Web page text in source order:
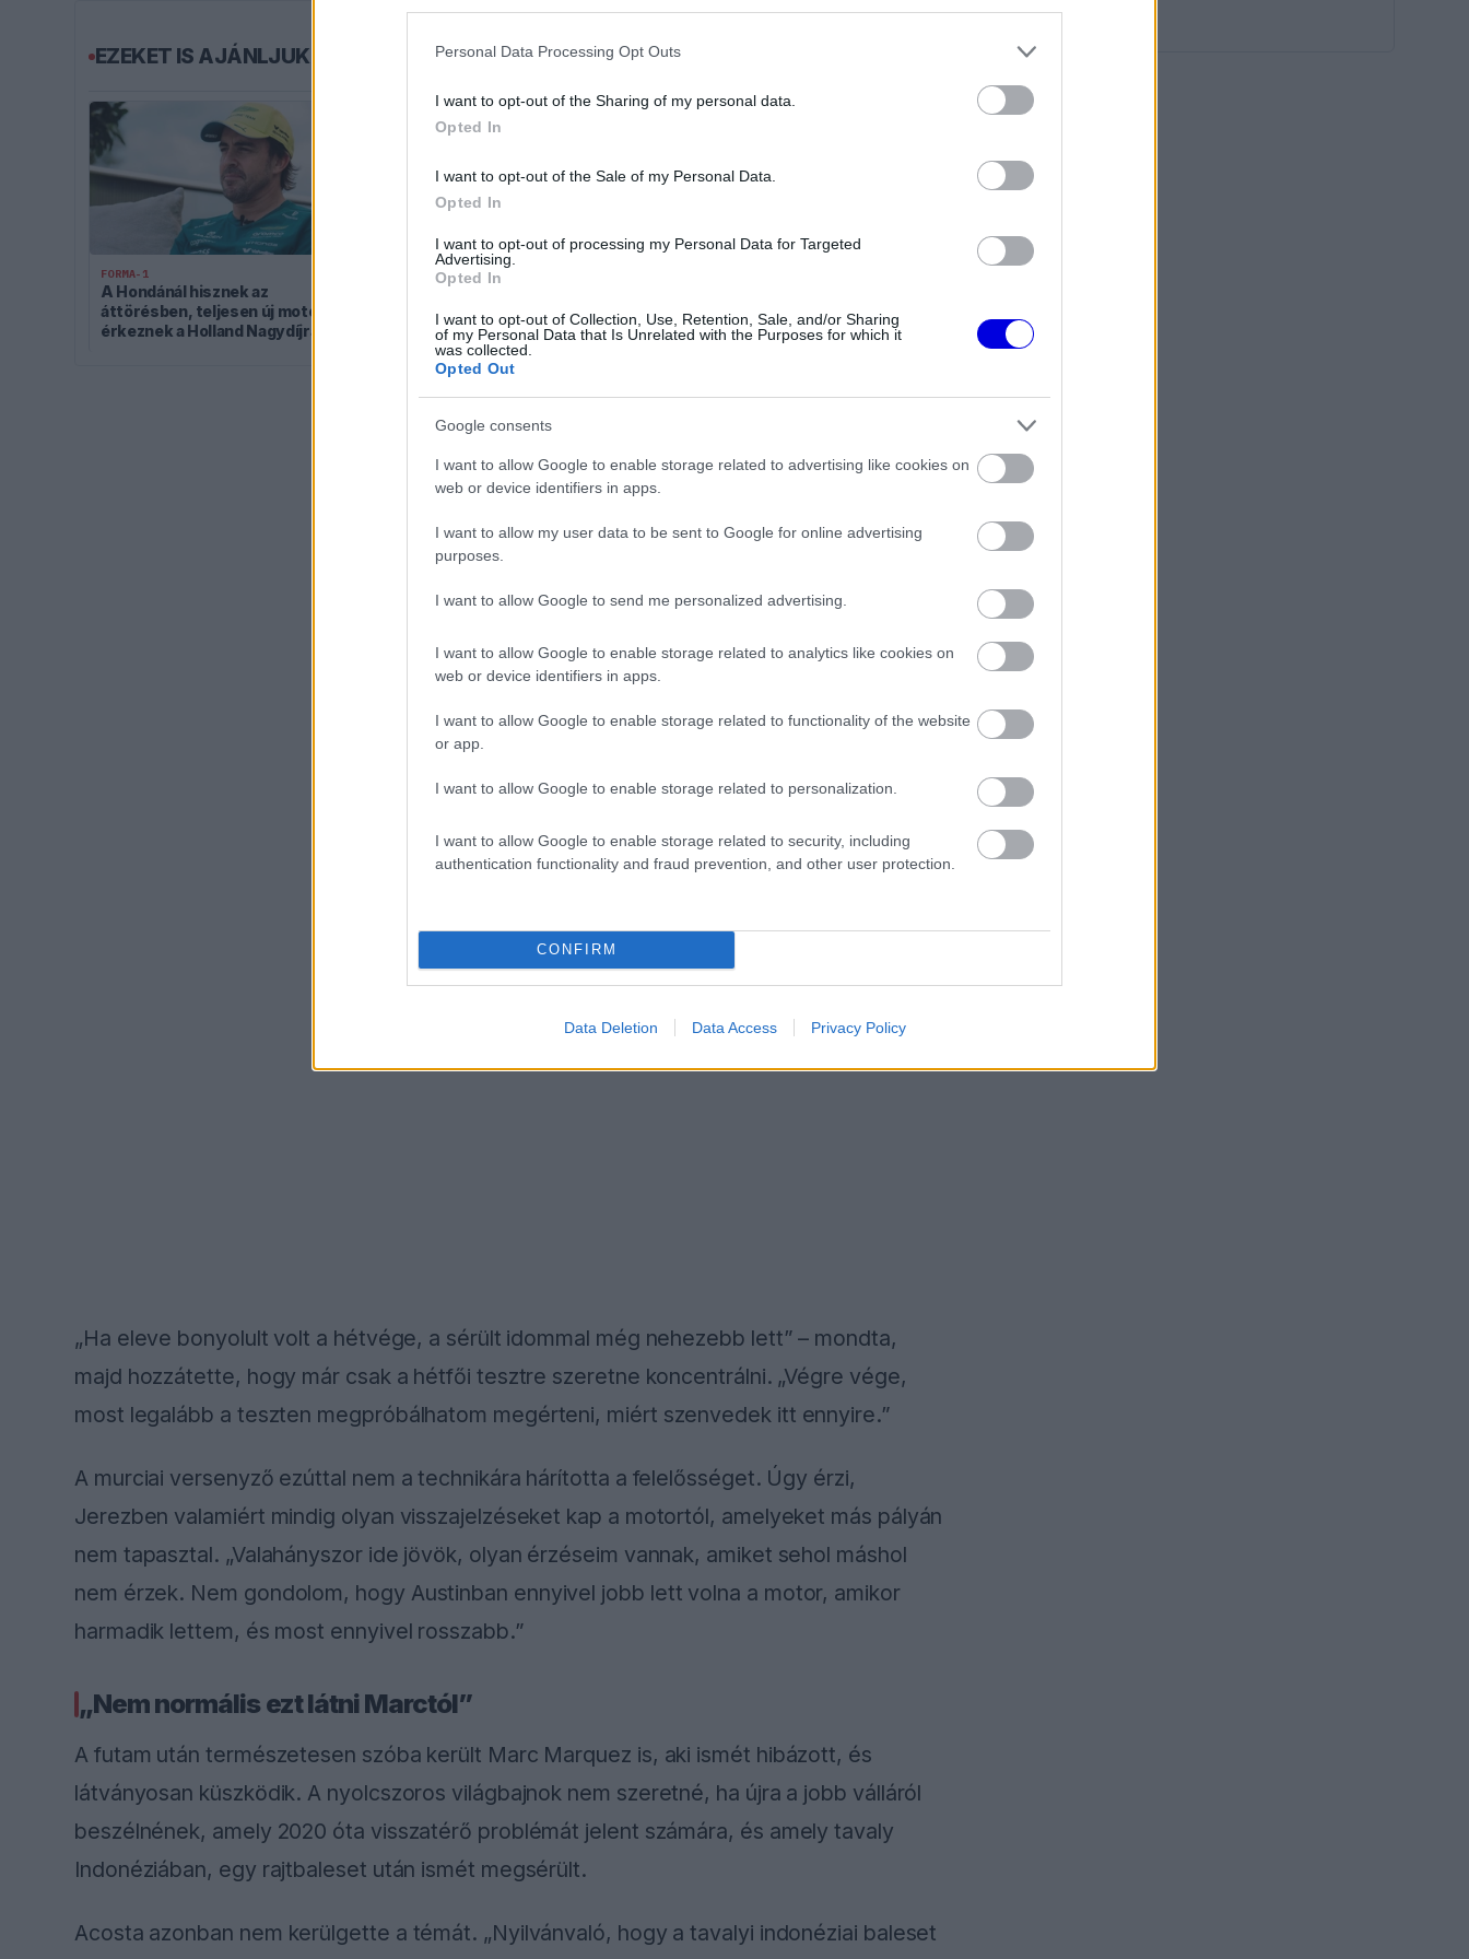
Personal Data Processing Opt Outs
I want to opt-out of the Sharing of my personal data.
Opted In
I want to opt-out of the Sale of my Personal Data.
Opted In
I want to opt-out of processing my Personal Data for Targeted
Advertising.
Opted In
I want to opt-out of Collection, Use, Retention, Sale, and/or Sharing
of my Personal Data that Is Unrelated with the Purposes for which it
was collected.
Opted Out
Google consents
I want to allow Google to enable storage related to advertising like cookies on
web or device identifiers in apps.
I want to allow my user data to be sent to Google for online advertising
purposes.
I want to allow Google to send me personalized advertising.
I want to allow Google to enable storage related to analytics like cookies on
web or device identifiers in apps.
I want to allow Google to enable storage related to functionality of the website
or app.
I want to allow Google to enable storage related to personalization.
I want to allow Google to enable storage related to security, including
authentication functionality and fraud prevention, and other user protection.
CONFIRM
Data Deletion Data Access Privacy Policy
EZEKET IS AJÁNLJUK
FORMA-1
A Hondánál hisznek az
áttörésben, teljesen új motorral
érkeznek a Holland Nagydíjra az
FORMA-1
Óriási átalakulás a Ferrarinál,
miközben baljós árnyak vetülnek
a Holland Nagydíjra
Ferrari Lewis Hamilton miatt
„Ha eleve bonyolult volt a hétvége, a sérült idommal még nehezebb lett” – mondta,
majd hozzátette, hogy már csak a hétfői tesztre szeretne koncentrálni. „Végre vége,
most legalább a teszten megpróbálhatom megérteni, miért szenvedek itt ennyire.”
A murciai versenyző ezúttal nem a technikára hárította a felelősséget. Úgy érzi,
Jerezben valamiért mindig olyan visszajelzéseket kap a motortól, amelyeket más pályán
nem tapasztal. „Valahányszor ide jövök, olyan érzéseim vannak, amiket sehol máshol
nem érzek. Nem gondolom, hogy Austinban ennyivel jobb lett volna a motor, amikor
harmadik lettem, és most ennyivel rosszabb.”
„Nem normális ezt látni Marctól”
A futam után természetesen szóba került Marc Marquez is, aki ismét hibázott, és
látványosan küszködik. A nyolcszoros világbajnok nem szeretné, ha újra a jobb válláról
beszélnének, amely 2020 óta visszatérő problémát jelent számára, és amely tavaly
Indonéziában, egy rajtbaleset után ismét megsérült.
Acosta azonban nem kerülgette a témát. „Nyilvánvaló, hogy a tavalyi indonéziai baleset